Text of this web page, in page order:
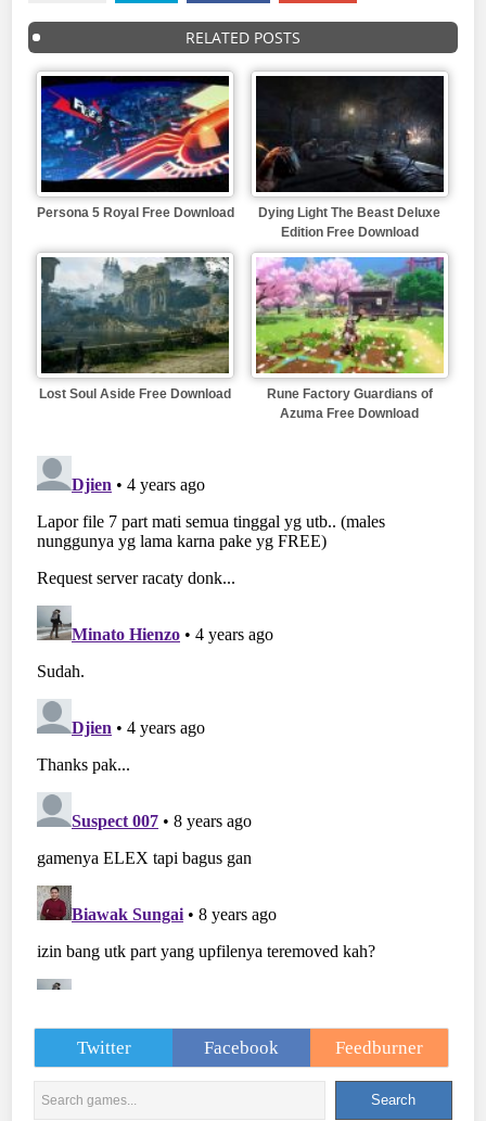
RELATED POSTS
Persona 5 Royal Free Download
Dying Light The Beast Deluxe
Edition Free Download
Lost Soul Aside Free Download
Rune Factory Guardians of
Azuma Free Download
Twitter Facebook Feedburner